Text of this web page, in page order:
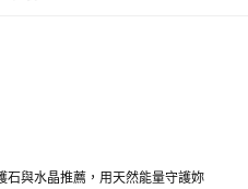
石與水晶推薦，用天然能量守護妳